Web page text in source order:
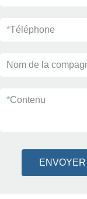
*Téléphone
Nom de la
*Contenu